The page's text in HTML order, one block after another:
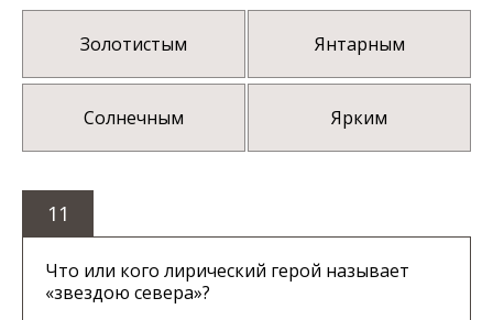
Золотистым Янтарным
Солнечным Ярким
11
Что или кого лирический герой называет
«звездою севера»?